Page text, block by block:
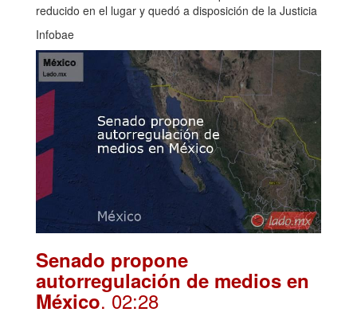
reducido en el lugar y quedó a disposición de la Justicia
Infobae
Senado propone
autorregulación de medios en
México. 02:28